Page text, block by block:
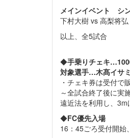
メインイベント シ
下村大樹 vs 高梨将弘
以上、全5試合
◆手乗りチェキ
対象選手…木髙イサ
・チェキ券は受付で
～全試合終了後に実
遠近法を利用し、
◆FC優先入場
16：45ごろ受付開始